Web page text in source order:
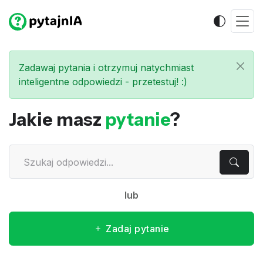
Zadawaj pytania i otrzymuj natychmiast
inteligentne odpowiedzi - przetestuj! :)
Jakie masz pytanie?
lub
Zadaj pytanie